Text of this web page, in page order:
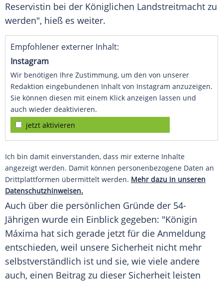
Reservistin bei der Königlichen Landstreitmacht zu
werden", hieß es weiter.
Empfohlener externer Inhalt:
Instagram
Wir benötigen Ihre Zustimmung, um den von unserer
Redaktion eingebundenen Inhalt von Instagram anzuzeigen.
Sie können diesen mit einem Klick anzeigen lassen und
auch wieder deaktivieren.
jetzt aktivieren
Ich bin damit einverstanden, dass mir externe Inhalte
angezeigt werden. Damit können personenbezogene Daten an
Drittplattformen übermittelt werden. Mehr dazu in unseren
Datenschutzhinweisen.
Auch über die persönlichen Gründe der 54-
Jährigen wurde ein Einblick gegeben: "Königin
Máxima hat sich gerade jetzt für die Anmeldung
entschieden, weil unsere Sicherheit nicht mehr
selbstverständlich ist und sie, wie viele andere
auch, einen Beitrag zu dieser Sicherheit leisten